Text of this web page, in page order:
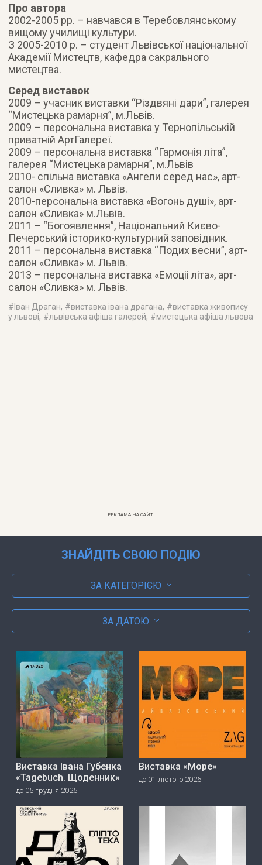
Про автора
2002-2005 рр. – навчався в Теребовлянському
вищому училищі культури.
З 2005-2010 р. – студент Львівської національної
Академії Мистецтв, кафедра сакрального
мистецтва.
Серед виставок
2009 – учасник виставки “Різдвяні дари”, галерея
“Мистецька рамарня”, м.Львів.
2009 – персональна виставка у Тернопільській
приватній АртГалереї.
2009 – персональна виставка “Гармонія літа”,
галерея “Мистецька рамарня”, м.Львів
2010- спільна виставка «Ангели серед нас», арт-
салон «Сливка» м. Львів.
2010-персональна виставка «Вогонь душі», арт-
салон «Сливка» м.Львів.
2011 – “Богоявлення”, Національний Києво-
Печерський історико-культурний заповідник.
2011 – персональна виставка “Подих весни”, арт-
салон «Сливка» м. Львів.
2013 – персональна виставка «Емоціі літа», арт-
салон «Сливка» м. Львів.
#Іван Драган, #виставка івана драгана, #виставка живопису
у львові, #львівська афіша галерей, #мистецька афіша львова
РЕКЛАМА НА САЙТІ
ЗНАЙДІТЬ СВОЮ ПОДІЮ
ЗА КАТЕГОРІЄЮ
ЗА ДАТОЮ
Виставка Івана Губенка
«Tagebuch. Щоденник»
до 05 грудня 2025
Виставка «Море»
до 01 лютого 2026